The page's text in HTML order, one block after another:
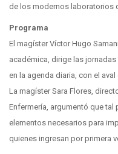
de los modernos laboratorios
Programa
El magíster Víctor Hugo
académica, dirige las
en la agenda diaria, con el
La magíster Sara Flores,
Enfermería, argumentó que
elementos necesarios para
quienes ingresan por primera